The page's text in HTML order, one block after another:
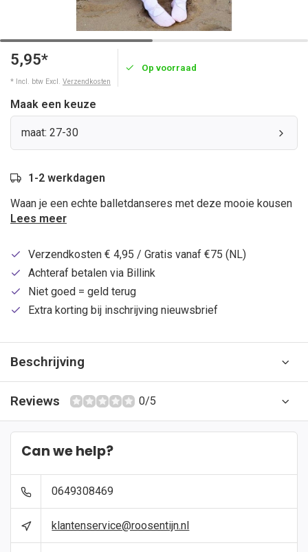
5,95*
* Incl. btw Excl. Verzendkosten
Op voorraad
Maak een keuze
maat: 27-30
1-2 werkdagen
Waan je een echte balletdanseres met deze mooie kousen
Lees meer
Verzendkosten € 4,95 / Gratis vanaf €75 (NL)
Achteraf betalen via Billink
Niet goed = geld terug
Extra korting bij inschrijving nieuwsbrief
Beschrijving
Reviews 0/5
Can we help?
0649308469
klantenservice@roosentijn.nl